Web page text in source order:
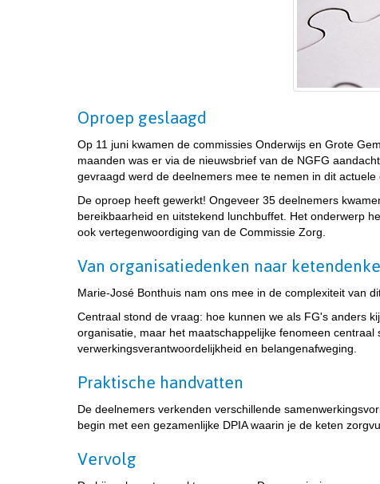
Oproep geslaagd
Op 11 juni kwamen de commissies Onderwijs en Grote
maanden was er via de nieuwsbrief van de NGFG
gevraagd werd de deelnemers mee te nemen in dit actuele
De oproep heeft gewerkt! Ongeveer 35 deelnemers
bereikbaarheid en uitstekend lunchbuffet. Het onderwerp
ook vertegenwoordiging van de Commissie Zorg.
Van organisatiedenken naar
Marie-José Bonthuis nam ons mee in de complexiteit van
Centraal stond de vraag: hoe kunnen we als FG's anders
organisatie, maar het maatschappelijke fenomeen
verwerkingsverantwoordelijkheid en belangenafweging.
Praktische handvatten
De deelnemers verkenden verschillende
begin met een gezamenlijke DPIA waarin je de keten
Vervolg